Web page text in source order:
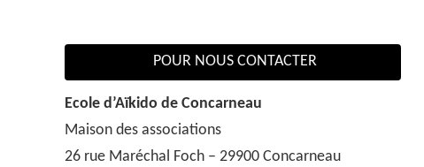
POUR NOUS CONTACTER
Ecole d’Aïkido de Concarneau
Maison des associations
26 rue Maréchal Foch – 29900 Concarneau